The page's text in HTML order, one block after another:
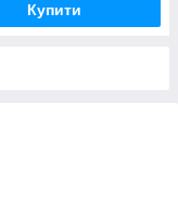
Купити